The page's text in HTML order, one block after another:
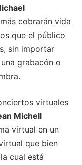
cobrarán vida
que el público
sin importar
grabacón o
virtuales
Michell
virtual en un
que bien
cual está